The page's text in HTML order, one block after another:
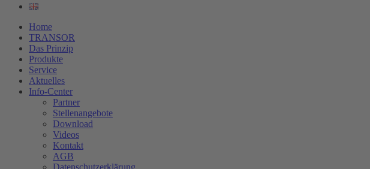
Home
TRANSOR
Das Prinzip
Produkte
Service
Aktuelles
Info-Center
Partner
Stellenangebote
Download
Videos
Kontakt
AGB
Datenschutzerklärung